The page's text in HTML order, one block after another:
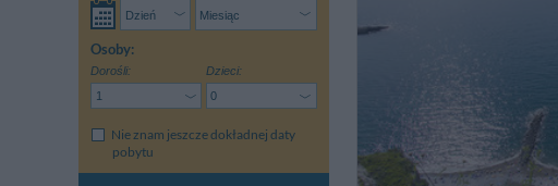
Osoby:
Dorośli: Dzieci:
Nie znam jeszcze dokładnej daty
pobytu